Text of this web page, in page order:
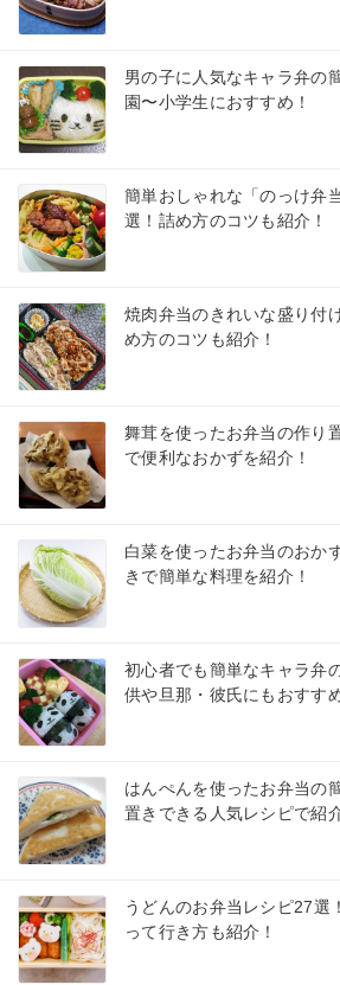
男の子に人気なキャラ弁の
園〜小学生におすすめ！
簡単おしゃれな「のっけ弁
選！詰め方のコツも紹介！
焼肉弁当のきれいな盛り付
め方のコツも紹介！
舞茸を使ったお弁当の作り
で便利なおかずを紹介！
白菜を使ったお弁当のおか
きで簡単な料理を紹介！
初心者でも簡単なキャラ弁
供や旦那・彼氏にもおすす
はんぺんを使ったお弁当の
置きできる人気レシピで紹
うどんのお弁当レシピ27選
って行き方も紹介！